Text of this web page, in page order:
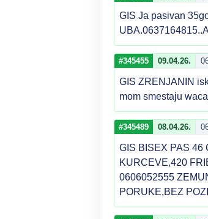
GIS Ja pasivan
#345455 09.04.26.
GIS ZRENJANIN
mom smestaju
#345489 08.04.26.
GIS BISEX PAS 46
KURCEVE,420
0606052555
PORUKE,BEZ